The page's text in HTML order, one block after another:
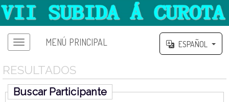
MENÚ PRINCIPAL ESPAÑOL
RESULTADOS
Buscar Participante